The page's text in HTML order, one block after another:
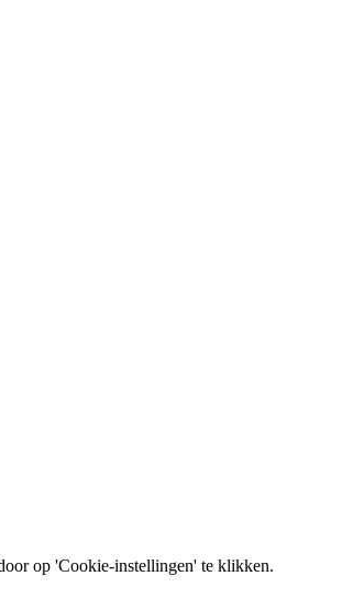
op 'Cookie-instellingen' te klikken.